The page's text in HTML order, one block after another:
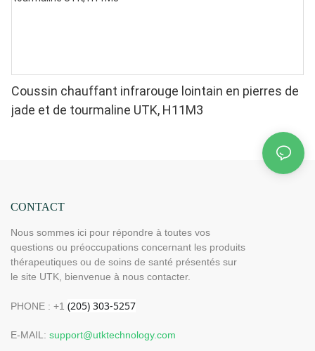
Coussin chauffant infrarouge lointain en pierres de
jade et de tourmaline UTK, H11M3
CONTACT
Nous sommes ici pour répondre à toutes vos
questions ou préoccupations concernant les produits
thérapeutiques ou de soins de santé présentés sur
le site UTK, bienvenue à nous contacter.
PHONE : +1
E-MAIL: support@utktechnology.com